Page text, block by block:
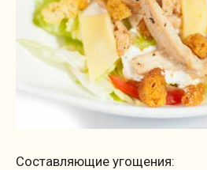
Составляющие угощения: